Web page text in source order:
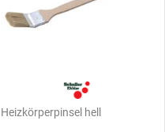
Heizkörperpinsel hell